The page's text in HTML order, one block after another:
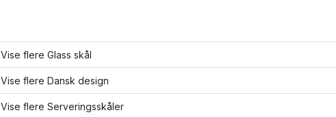
Vise flere Glass skål
Vise flere Dansk design
Vise flere Serveringsskåler